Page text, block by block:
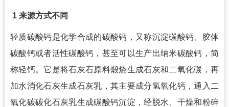
1 来源方式不同
轻质碳酸钙是化学合成的碳酸钙，又称沉淀碳酸钙、胶体
碳酸钙或者活性碳酸钙，甚至可以生产出纳米碳酸钙，简
称轻钙。它是将石灰石原料煅烧生成石灰和二氧化碳，再
加水消化石灰生成石灰乳，其主要成分氢氧化钙，通入二
氧化碳碳化石灰乳生成碳酸钙沉淀，经脱水、干燥和粉碎